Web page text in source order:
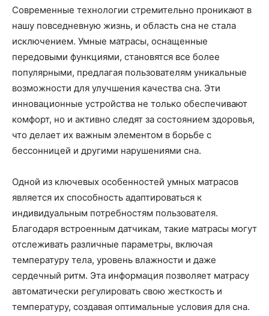
Современные технологии стремительно проникают в
нашу повседневную жизнь, и область сна не стала
исключением. Умные матрасы, оснащенные
передовыми функциями, становятся все более
популярными, предлагая пользователям уникальные
возможности для улучшения качества сна. Эти
инновационные устройства не только обеспечивают
комфорт, но и активно следят за состоянием здоровья,
что делает их важным элементом в борьбе с
бессонницей и другими нарушениями сна.
Одной из ключевых особенностей умных матрасов
является их способность адаптироваться к
индивидуальным потребностям пользователя.
Благодаря встроенным датчикам, такие матрасы могут
отслеживать различные параметры, включая
температуру тела, уровень влажности и даже
сердечный ритм. Эта информация позволяет матрасу
автоматически регулировать свою жесткость и
температуру, создавая оптимальные условия для сна.